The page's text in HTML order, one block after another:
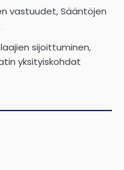
vastuudet, Sääntöjen
sijoittuminen,
yksityiskohdat